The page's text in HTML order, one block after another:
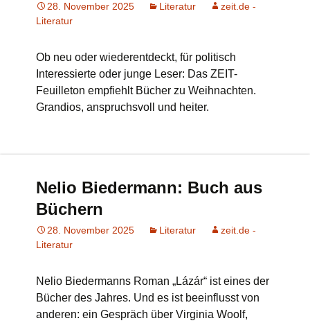
28. November 2025 Literatur
zeit.de -
Literatur
Ob neu oder wiederentdeckt, für politisch
Interessierte oder junge Leser: Das ZEIT-
Feuilleton empfiehlt Bücher zu Weihnachten.
Grandios, anspruchsvoll und heiter.
Nelio Biedermann: Buch aus
Büchern
28. November 2025 Literatur
zeit.de -
Literatur
Nelio Biedermanns Roman „Lázár“ ist eines der
Bücher des Jahres. Und es ist beeinflusst von
anderen: ein Gespräch über Virginia Woolf,